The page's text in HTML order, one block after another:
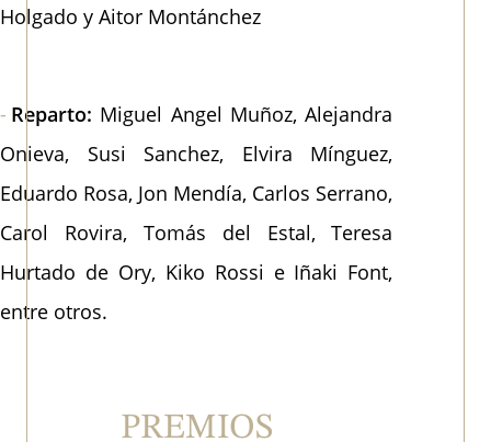
Holgado y Aitor Montánchez
Reparto: Miguel Angel Muñoz, Alejandra
Onieva, Susi Sanchez, Elvira Mínguez,
Eduardo Rosa, Jon Mendía, Carlos Serrano,
Carol Rovira, Tomás del Estal, Teresa
Hurtado de Ory, Kiko Rossi e Iñaki Font,
entre otros.
PREMIOS